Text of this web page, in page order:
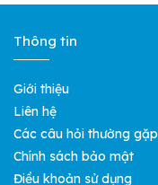
Thông tin
Giới thiệu
Liên hệ
Các câu hỏi thường gặp
Chính sách bảo mật
Điều khoản sử dụng